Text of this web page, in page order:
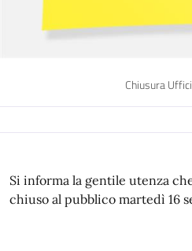
Chiusura
Si informa la gentile utenza
chiuso al pubblico martedì 16